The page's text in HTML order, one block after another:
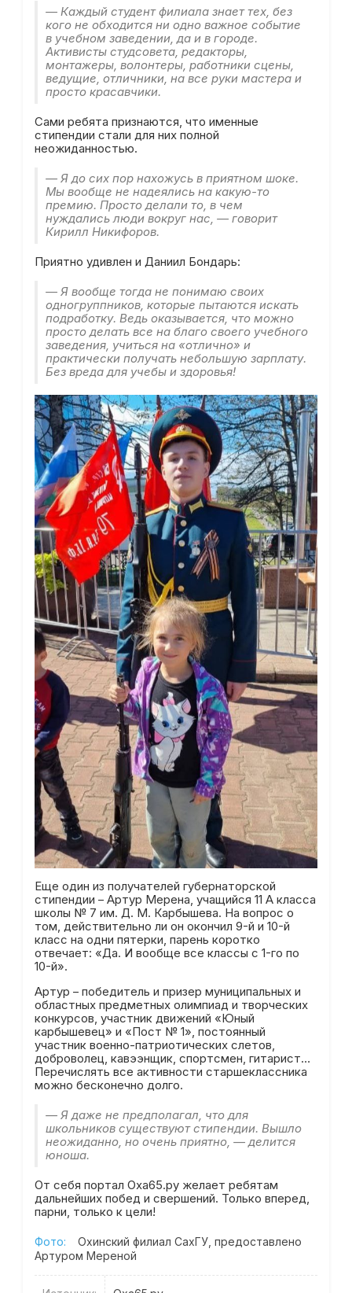
— Каждый студент филиала знает тех, без
кого не обходится ни одно важное событие
в учебном заведении, да и в городе.
Активисты студсовета, редакторы,
монтажеры, волонтеры, работники сцены,
ведущие, отличники, на все руки мастера и
просто красавчики.
Сами ребята признаются, что именные
стипендии стали для них полной
неожиданностью.
— Я до сих пор нахожусь в приятном шоке.
Мы вообще не надеялись на какую-то
премию. Просто делали то, в чем
нуждались люди вокруг нас, — говорит
Кирилл Никифоров.
Приятно удивлен и Даниил Бондарь:
— Я вообще тогда не понимаю своих
одногруппников, которые пытаются искать
подработку. Ведь оказывается, что можно
просто делать все на благо своего учебного
заведения, учиться на «отлично» и
практически получать небольшую зарплату.
Без вреда для учебы и здоровья!
Еще один из получателей губернаторской
стипендии – Артур Мерена, учащийся 11 А класса
школы № 7 им. Д. М. Карбышева. На вопрос о
том, действительно ли он окончил 9-й и 10-й
класс на одни пятерки, парень коротко
отвечает: «Да. И вообще все классы с 1-го по
10-й».
Артур – победитель и призер муниципальных и
областных предметных олимпиад и творческих
конкурсов, участник движений «Юный
карбышевец» и «Пост № 1», постоянный
участник военно-патриотических слетов,
доброволец, кавээнщик, спортсмен, гитарист…
Перечислять все активности старшеклассника
можно бесконечно долго.
— Я даже не предполагал, что для
школьников существуют стипендии. Вышло
неожиданно, но очень приятно, — делится
юноша.
От себя портал Оха65.ру желает ребятам
дальнейших побед и свершений. Только вперед,
парни, только к цели!
Фото:
Охинский филиал СахГУ, предоставлено
Артуром Мереной